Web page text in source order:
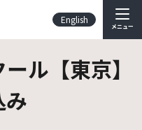
English
メニュー
ル【東京】
み